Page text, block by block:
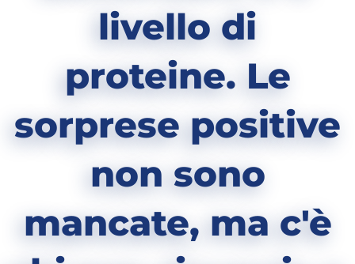
livello di
proteine. Le
sorprese positive
non sono
mancate, ma c'è